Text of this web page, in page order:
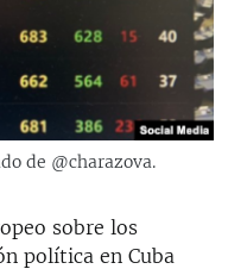
de @charazova.
sobre los
política en Cuba